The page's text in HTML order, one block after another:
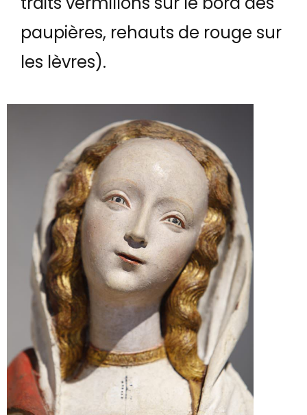
paupières, rehauts de rouge sur
les lèvres).